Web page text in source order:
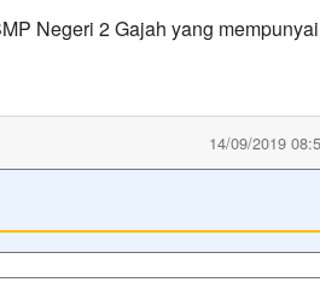
Negeri 2 Gajah yang
14/09/2019